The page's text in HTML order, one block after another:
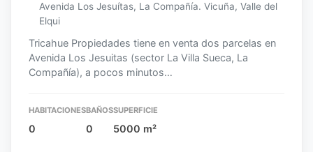
Avenida Los Jesuítas, La Compañía. Vicuña, Valle del
Elqui
Tricahue Propiedades tiene en venta dos parcelas en
Avenida Los Jesuitas (sector La Villa Sueca, La
Compañía), a pocos minutos…
HABITACIONES
0
BAÑOS
0
SUPERFICIE
5000 m²